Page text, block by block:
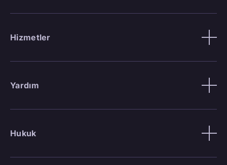
Hizmetler
Yardım
Hukuk